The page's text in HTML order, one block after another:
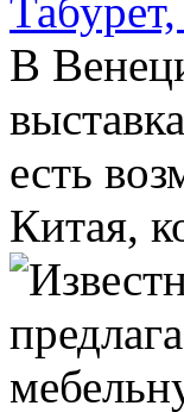
В
есть
Китая,